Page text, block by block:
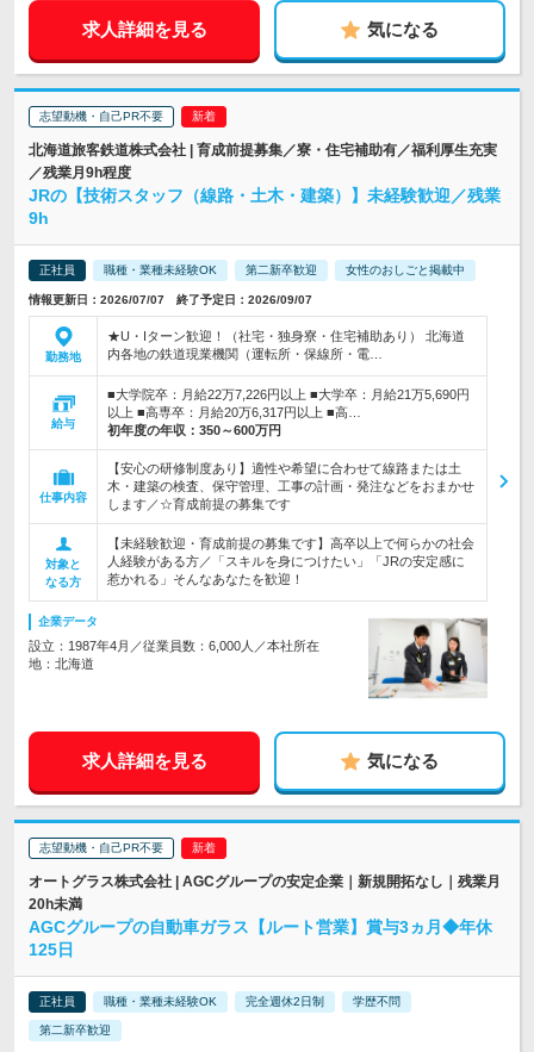
求人詳細を見る 気になる
志望動機・自己PR不要
北海道旅客鉄道株式会社 | 育成前提募集／寮・住宅補助有／福利厚生充実
／残業月9h程度
JRの【技術スタッフ（線路・土木・建築）】未経験歓迎／残業
9h
正社員 職種・業種未経験OK 第二新卒歓迎 女性のおしごと掲載中
情報更新日：2026/07/07 終了予定日：2026/09/07
勤務地
★U・Iターン歓迎！（社宅・独身寮・住宅補助あり） 北海道
内各地の鉄道現業機関（運転所・保線所・電…
給与
■大学院卒：月給22万7,226円以上 ■大学卒：月給21万5,690円
以上 ■高専卒：月給20万6,317円以上 ■高…
初年度の年収： 350～600万円
仕事内容
【安心の研修制度あり】適性や希望に合わせて線路または土
木・建築の検査、保守管理、工事の計画・発注などをおまかせ
します／☆育成前提の募集です
対象と
なる方
【未経験歓迎・育成前提の募集です】高卒以上で何らかの社会
人経験がある方／「スキルを身につけたい」「JRの安定感に
惹かれる」そんなあなたを歓迎！
企業データ
設立：1987年4月／従業員数：6,000人／本社所在
地：北海道
求人詳細を見る 気になる
志望動機・自己PR不要
オートグラス株式会社 | AGCグループの安定企業｜新規開拓なし｜残業月
20h未満
AGCグループの自動車ガラス【ルート営業】賞与3ヵ月◆年休
125日
正社員 職種・業種未経験OK 完全週休2日制 学歴不問
第二新卒歓迎